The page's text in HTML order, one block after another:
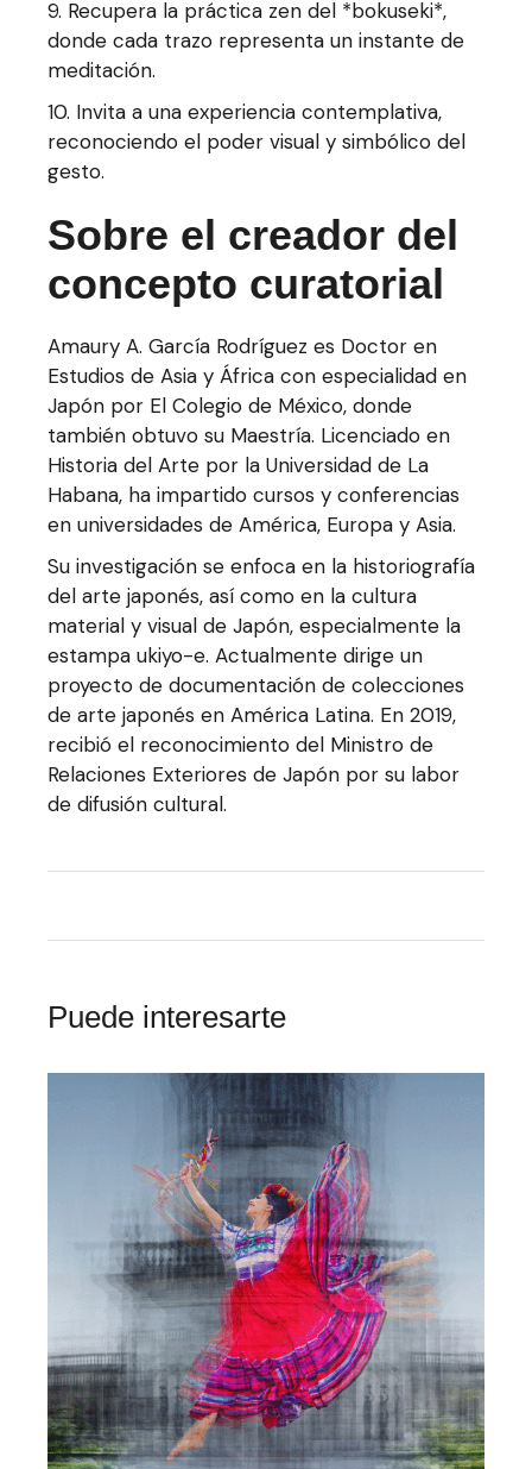
9. Recupera la práctica zen del *bokuseki*,
donde cada trazo representa un instante de
meditación.
10. Invita a una experiencia contemplativa,
reconociendo el poder visual y simbólico del
gesto.
Sobre el creador del
concepto curatorial
Amaury A. García Rodríguez es Doctor en
Estudios de Asia y África con especialidad en
Japón por El Colegio de México, donde
también obtuvo su Maestría. Licenciado en
Historia del Arte por la Universidad de La
Habana, ha impartido cursos y conferencias
en universidades de América, Europa y Asia.
Su investigación se enfoca en la historiografía
del arte japonés, así como en la cultura
material y visual de Japón, especialmente la
estampa ukiyo-e. Actualmente dirige un
proyecto de documentación de colecciones
de arte japonés en América Latina. En 2019,
recibió el reconocimiento del Ministro de
Relaciones Exteriores de Japón por su labor
de difusión cultural.
Puede interesarte